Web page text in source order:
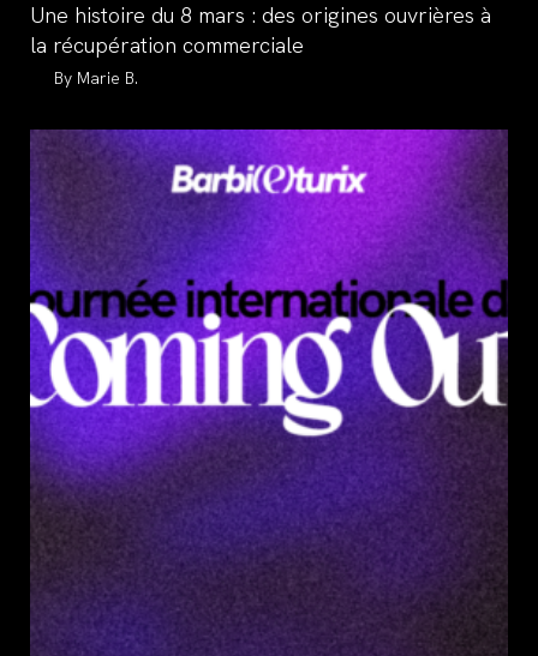
Une histoire du 8 mars : des origines ouvrières à
la récupération commerciale
Auteur/autrice
la
publication :
Marie B.